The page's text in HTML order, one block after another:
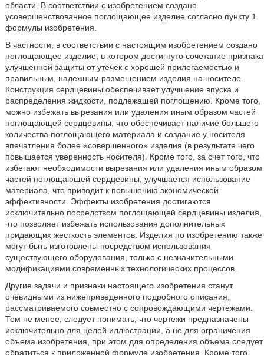
области. В соответствии с изобретением создано
усовершенствованное поглощающее изделие согласно пункту 1
формулы изобретения.
В частности, в соответствии с настоящим изобретением создано
поглощающее изделие, в котором достигнуто сочетание признака
улучшенной защиты от утечек с хорошей прилегаемостью и
правильным, надежным размещением изделия на носителе.
Конструкция сердцевины обеспечивает улучшение впуска и
распределения жидкости, подлежащей поглощению. Кроме того,
можно избежать вырезания или удаления иным образом частей
поглощающей сердцевины, что обеспечивает наличие большего
количества поглощающего материала и создание у носителя
впечатления более «совершенного» изделия (в результате чего
повышается уверенность носителя). Кроме того, за счет того, что
избегают необходимости вырезания или удаления иным образом
частей поглощающей сердцевины, улучшается использование
материала, что приводит к повышению экономической
эффективности. Эффекты изобретения достигаются
исключительно посредством поглощающей сердцевины изделия,
что позволяет избежать использования дополнительных
придающих жесткость элементов. Изделия по изобретению также
могут быть изготовлены посредством использования
существующего оборудования, только с незначительными
модификациями современных технологических процессов.
Другие задачи и признаки настоящего изобретения станут
очевидными из нижеприведенного подробного описания,
рассматриваемого совместно с сопровождающими чертежами.
Тем не менее, следует понимать, что чертежи предназначены
исключительно для целей иллюстрации, а не для ограничения
объема изобретения, при этом для определения объема следует
обратиться к приложенной формуле изобретения. Кроме того,